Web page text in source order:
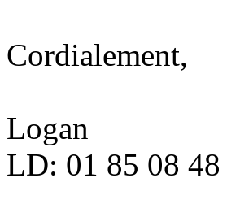
Cordialement,
Logan
LD: 01 85 08 48